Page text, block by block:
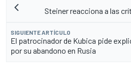
Steiner reacciona a las
SIGUIENTE ARTÍCULO
El patrocinador de Kubica pide
por su abandono en Rusia